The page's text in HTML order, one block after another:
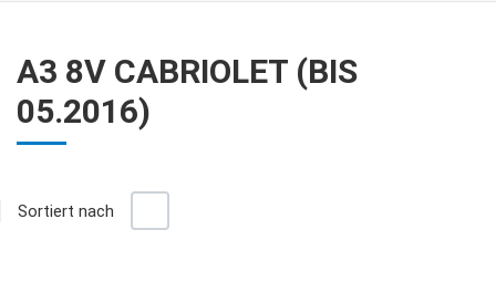
A3 8V CABRIOLET (BIS
05.2016)
Sortiert nach